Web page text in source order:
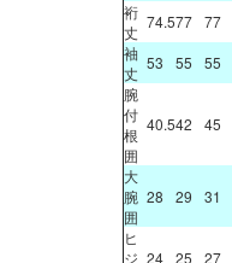
裄
丈
74.577 77
袖
丈
53 55 55
腕
付
根
囲
40.542 45
大
腕
囲
28 29 31
ヒ
ジ 24 25 27